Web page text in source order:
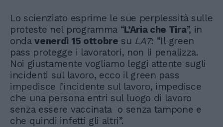
Lo scienziato esprime le sue perplessità sulle
proteste nel programma “L’Aria che Tira”, in
ondavenerdì 15 ottobre su LA7: “Il green
pass protegge i lavoratori, non li penalizza.
Noi giustamente vogliamo leggi attente sugli
incidenti sul lavoro, ecco il green pass
impedisce l’incidente sul lavoro, impedisce
che una persona entri sul luogo di lavoro
senza essere vaccinata o senza tampone e
che quindi infetti gli altri”.